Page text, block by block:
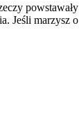
Jeśli marzysz